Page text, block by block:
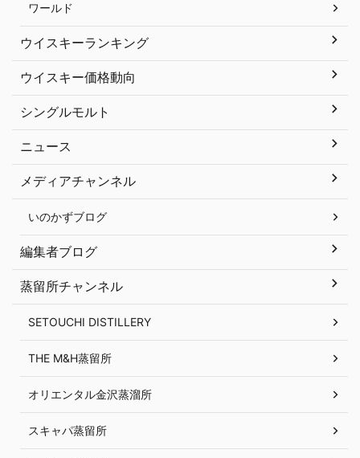
ワールド
ウイスキーランキング
ウイスキー価格動向
シングルモルト
ニュース
メディアチャンネル
いのかずブログ
編集者ブログ
蒸留所チャンネル
SETOUCHI DISTILLERY
THE M&H蒸留所
オリエンタル金沢蒸溜所
スキャパ蒸留所